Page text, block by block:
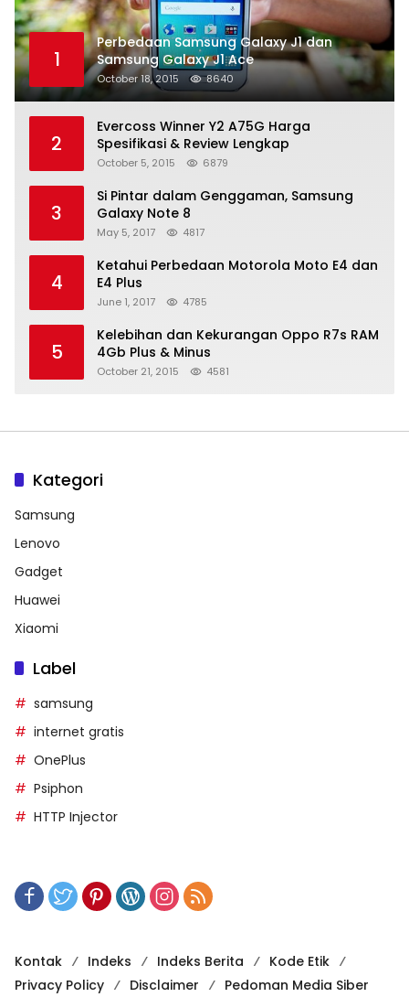
1
Perbedaan Samsung Galaxy J1 dan
Samsung Galaxy J1 Ace
October 18, 2015 8640
2
Evercoss Winner Y2 A75G Harga
Spesifikasi & Review Lengkap
October 5, 2015 6879
3
Si Pintar dalam Genggaman, Samsung
Galaxy Note 8
May 5, 2017 4817
4
Ketahui Perbedaan Motorola Moto E4 dan
E4 Plus
June 1, 2017 4785
5
Kelebihan dan Kekurangan Oppo R7s RAM
4Gb Plus & Minus
October 21, 2015 4581
Kategori
Samsung
Lenovo
Gadget
Huawei
Xiaomi
Label
samsung
internet gratis
OnePlus
Psiphon
HTTP Injector
Kontak Indeks Indeks Berita
Kode Etik
Privacy Policy
Disclaimer Pedoman Media Siber